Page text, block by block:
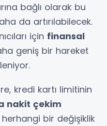
bağlı olarak bu
da artırılabilecek.
için finansal
geniş bir hareket
kredi kartı limitinin
nakit çekim
bir değişiklik